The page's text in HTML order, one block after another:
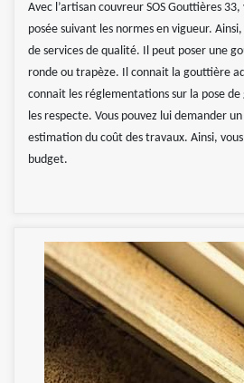
Avec l’artisan couvreur SOS Gouttières
posée suivant les normes en vigueur.
de services de qualité. Il peut poser une
ronde ou trapèze. Il connait la gouttière
connait les réglementations sur la pose
les respecte. Vous pouvez lui demander
estimation du coût des travaux. Ainsi,
budget.